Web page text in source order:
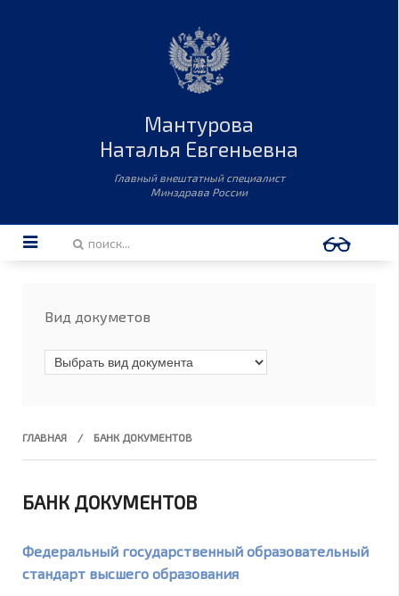
Мантурова
Наталья Евгеньевна
Главный внештатный специалист
Минздрава России
Вид докуметов
ГЛАВНАЯ БАНК ДОКУМЕНТОВ
БАНК ДОКУМЕНТОВ
Федеральный государственный образовательный
стандарт высшего образования